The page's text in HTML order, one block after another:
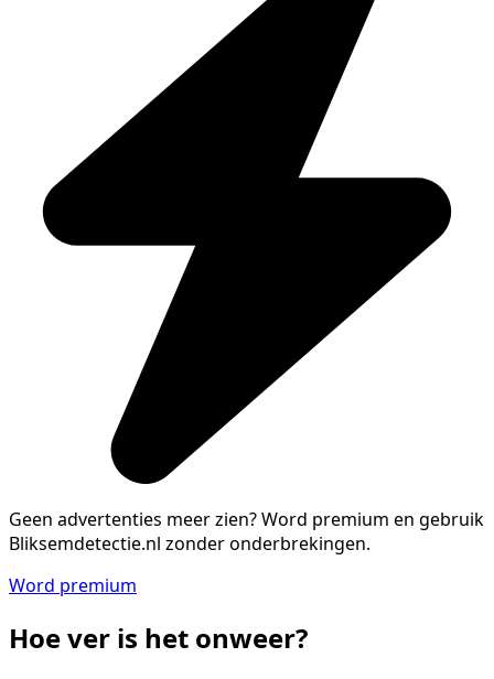
Geen advertenties meer zien?Word premium en gebruik
Bliksemdetectie.nl zonder onderbrekingen.
Word premium
Hoe ver is het onweer?